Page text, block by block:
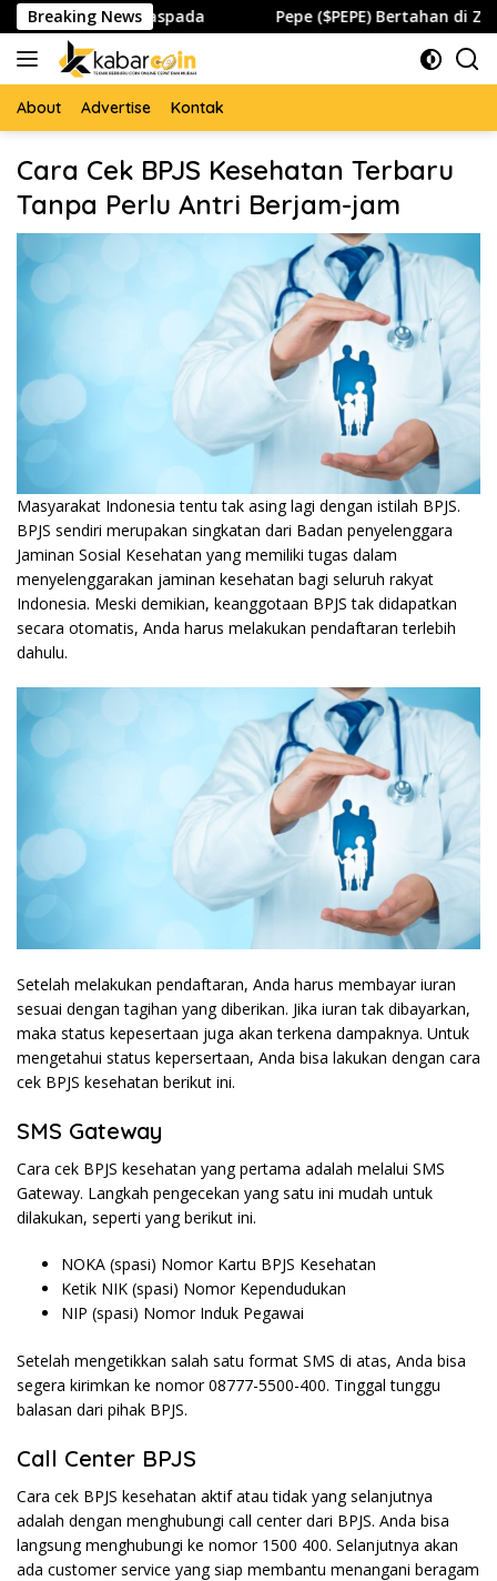
Skip
to
content
Breaking News
Global Waspada Pepe ($PEPE) Bertahan di Zona
About Advertise Kontak
Cara Cek BPJS Kesehatan Terbaru
Tanpa Perlu Antri Berjam-jam
Masyarakat Indonesia tentu tak asing lagi dengan istilah BPJS.
BPJS sendiri merupakan singkatan dari Badan penyelenggara
Jaminan Sosial Kesehatan yang memiliki tugas dalam
menyelenggarakan jaminan kesehatan bagi seluruh rakyat
Indonesia. Meski demikian, keanggotaan BPJS tak didapatkan
secara otomatis, Anda harus melakukan pendaftaran terlebih
dahulu.
Setelah melakukan pendaftaran, Anda harus membayar iuran
sesuai dengan tagihan yang diberikan. Jika iuran tak dibayarkan,
maka status kepesertaan juga akan terkena dampaknya. Untuk
mengetahui status kepersertaan, Anda bisa lakukan dengan cara
cek BPJS kesehatan berikut ini.
SMS Gateway
Cara cek BPJS kesehatan yang pertama adalah melalui SMS
Gateway. Langkah pengecekan yang satu ini mudah untuk
dilakukan, seperti yang berikut ini.
NOKA (spasi) Nomor Kartu BPJS Kesehatan
Ketik NIK (spasi) Nomor Kependudukan
NIP (spasi) Nomor Induk Pegawai
Setelah mengetikkan salah satu format SMS di atas, Anda bisa
segera kirimkan ke nomor 08777-5500-400. Tinggal tunggu
balasan dari pihak BPJS.
Call Center BPJS
Cara cek BPJS kesehatan aktif atau tidak yang selanjutnya
adalah dengan menghubungi call center dari BPJS. Anda bisa
langsung menghubungi ke nomor 1500 400. Selanjutnya akan
ada customer service yang siap membantu menangani beragam